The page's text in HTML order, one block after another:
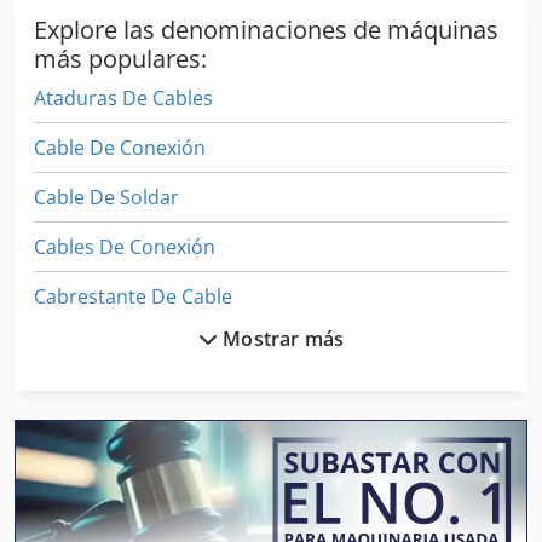
Explore las denominaciones de máquinas
más populares:
Ataduras De Cables
Cable De Conexión
Cable De Soldar
Cables De Conexión
Cabrestante De Cable
Cabrestante De Tracción De Cable
Caso De Alimentación De Alambre
Costura De Alambre
Mostrar más